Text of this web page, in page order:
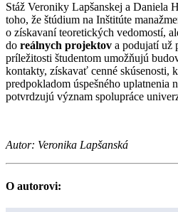
Stáž Veroniky Lapšanskej a Daniela
toho, že štúdium na Inštitúte
o získavaní teoretických vedomostí,
do reálnych projektov a podujatí už
príležitosti študentom umožňujú
kontakty, získavať cenné skúsenosti,
predpokladom úspešného uplatnenia
potvrdzujú význam spolupráce
Autor: Veronika Lapšanská
O autorovi: